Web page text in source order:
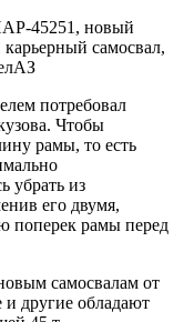
потребовал
Чтобы
рамы, то есть
убрать из
его двумя,
поперек рамы перед
самосвалам от
и другие обладают